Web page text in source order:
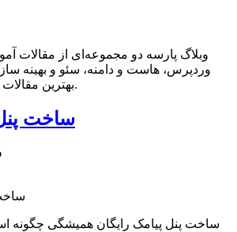
وبلاگ پارسه دو مجموعه‌ای از مقالات
وردپرس، هاست و دامنه، سئو و بهینه
بهترین مقالات در این زمینه ارائه دهد.
ساخت
ساخت پنل پیامک رایگان همیشگی چگونه